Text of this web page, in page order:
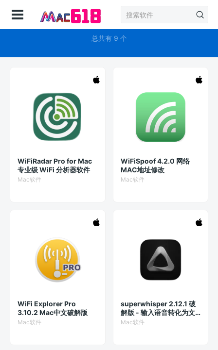
WiFi
总共有 9 个
WiFiRadar Pro for Mac
专业级 WiFi 分析器软件
Mac软件
WiFiSpoof 4.2.0 网络
MAC地址修改
Mac软件
WiFi Explorer Pro
3.10.2 Mac中文破解版
Mac软件
superwhisper 2.12.1 破
解版 - 输入语音转化为文
字的AI魔法
Mac软件